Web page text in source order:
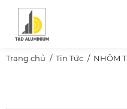
Trang chủ Tin Tức NHÔM TIẾN ĐẠT ĐỒNG HÀNH CÙNG DỰ ÁN NOVALAND